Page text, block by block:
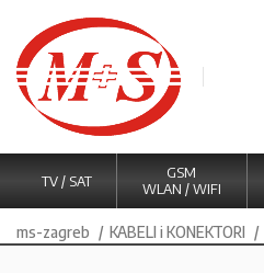
TV / SAT
GSM
WLAN / WIFI
ms-zagreb KABELI i KONEKTORI